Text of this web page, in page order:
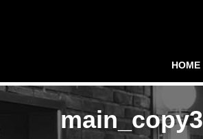
HOME
main_copy3